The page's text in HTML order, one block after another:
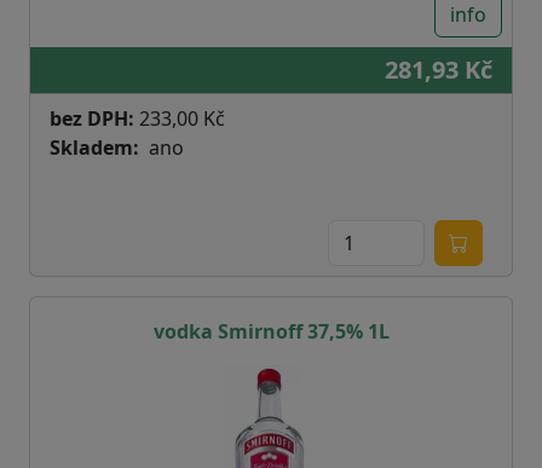
info
281,93 Kč
bez DPH: 233,00 Kč
Skladem
ano
vodka Smirnoff 37,5% 1L